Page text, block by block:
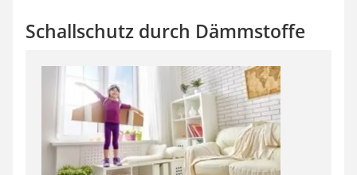
Schallschutz durch Dämmstoffe